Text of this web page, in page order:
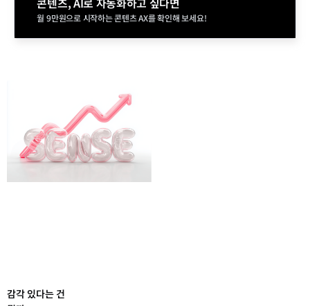
월 9만원으로 시작하는 콘텐츠 AX를 확인해 보세요!
감각 있다는 건